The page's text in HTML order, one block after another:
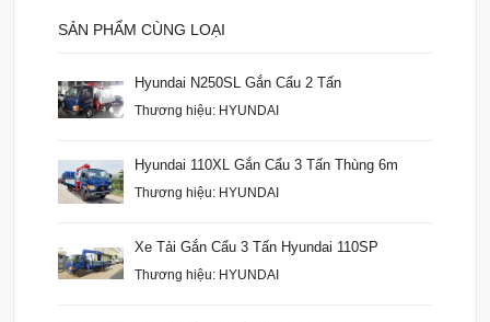
SẢN PHẨM CÙNG LOẠI
Hyundai N250SL Gắn Cẩu 2 Tấn
Thương hiệu: HYUNDAI
Hyundai 110XL Gắn Cẩu 3 Tấn Thùng 6m
Thương hiệu: HYUNDAI
Xe Tải Gắn Cẩu 3 Tấn Hyundai 110SP
Thương hiệu: HYUNDAI